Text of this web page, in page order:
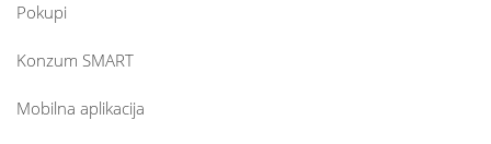
Pokupi
Konzum SMART
Mobilna aplikacija